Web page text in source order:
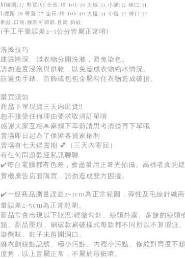
M 腰圍:37 臀寬:55 全長/檔:105/39 大腿:33 小腿:32 褲口:31
L腰圍:39 臀寬:57 全長/檔:106/40 大腿:34 小腿:32 褲口:32
豹紋.口袋.腰圍可調節.直筒.斜紋
(手工平量誤差2-3公分皆屬正常唷)
洗滌技巧
建議將深、淺衣物分開洗滌，避免染色。
請勿過度浸泡與烘乾，以免造成衣物縮水情況。
請避免手錶、首飾或包包金屬勾住衣物造成破損。
購買須知
商品下單現貨三天內出貨‼️
恕不接受任何理由要求取消訂單唷
感謝大家互相🙏麻煩下單前請思考清楚再下單哦
賣場即日起為了保障各買家權利
賣場有七天鑑賞期 💕（三天內寄回）
有任何問題歡迎私訊聊聊
✔️每台電腦都有色差，會盡量用正常光拍攝。高標者真的
實機廣告店面購買，請勿造成雙方困擾。
✔️一般商品測量誤差2-3cm為正常範圍，彈性及毛線針織
量誤差2-5cm為正常範圍。
新品常會出現以下狀況:輕微勾針、線頭外露、多餘的線頭
鬚、新品壓痕、刷破款刷破樣式每款都不同所以不算瑕疵
染劑味、釦子未剪開洞口、
縫衣劃線點記號、極小污點、內裡小污點、條紋對齊度不
度角，以上皆屬正常，不屬於瑕疵唷。